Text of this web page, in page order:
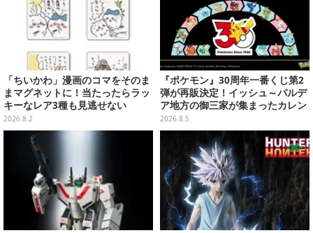
「ちいかわ」漫画のコマをそのま
まマグネットに！当たったらラッ
キーなレア3種も見逃せない
2026.8.2
『ポケモン』30周年一番くじ第2
弾が再販決定！イッシュ～パルデ
ア地方の御三家が集まったカレン
ダー、ぬいぐるみなど記念グッズ
盛りだくさん
2026.8.5